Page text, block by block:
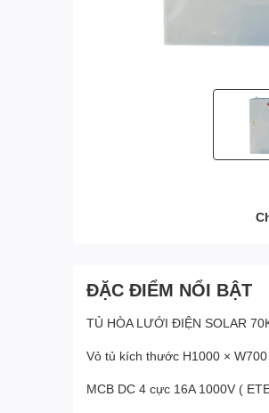
ĐẶC ĐIỂM NỔI BẬT
TỦ HÒA LƯỚI ĐIỆN SOLAR
Vỏ tủ kích thước H1000 ×
MCB DC 4 cực 16A 1000V (